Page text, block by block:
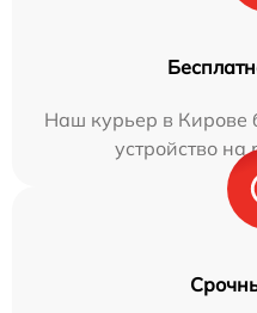
Наш курьер в Кирове
устройство на